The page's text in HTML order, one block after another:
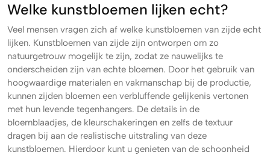
Welke kunstbloemen lijken echt?
Veel mensen vragen zich af welke kunstbloemen van zijde echt
lijken. Kunstbloemen van zijde zijn ontworpen om zo
natuurgetrouw mogelijk te zijn, zodat ze nauwelijks te
onderscheiden zijn van echte bloemen. Door het gebruik van
hoogwaardige materialen en vakmanschap bij de productie,
kunnen zijden bloemen een verbluffende gelijkenis vertonen
met hun levende tegenhangers. De details in de
bloemblaadjes, de kleurschakeringen en zelfs de textuur
dragen bij aan de realistische uitstraling van deze
kunstbloemen. Hierdoor kunt u genieten van de schoonheid